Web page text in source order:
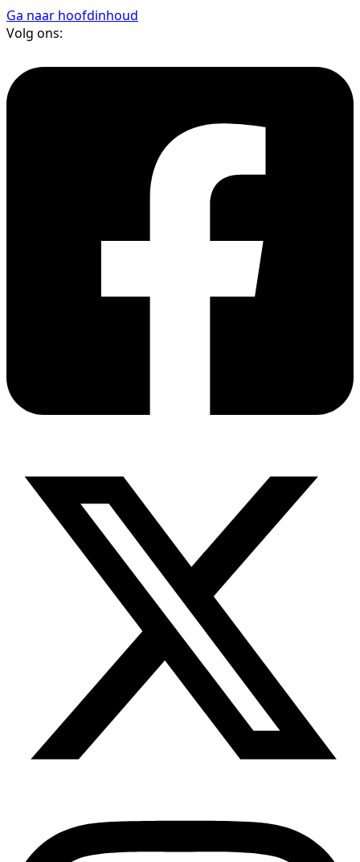
Ga naar hoofdinhoud
Volg ons: